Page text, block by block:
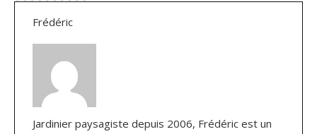
Frédéric
Jardinier paysagiste depuis 2006, Frédéric est un